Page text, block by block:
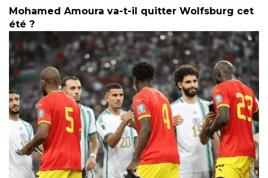
Mohamed Amoura va-t-il quitter Wolfsburg cet
été ?